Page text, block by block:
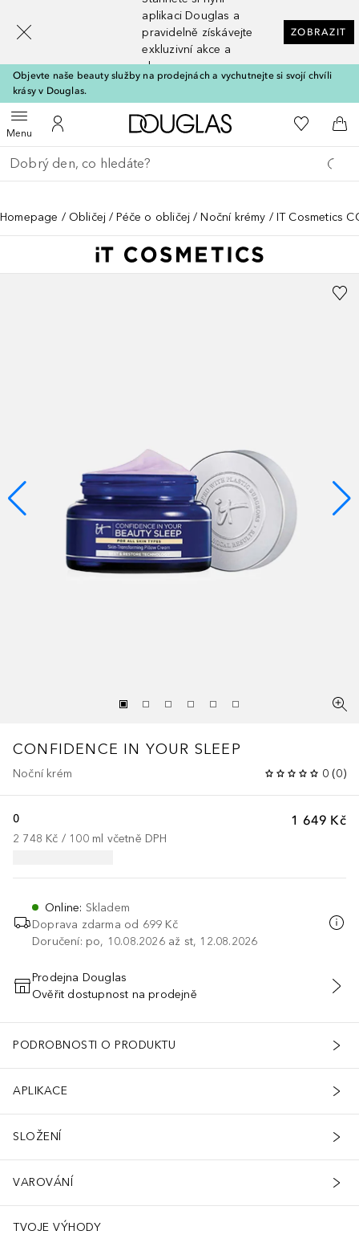
aplikaci Douglas a
pravidelně získávejte
exkluzivní akce a
slevy
ZOBRAZIT
Objevte naše beauty služby na prodejnách a vychutnejte si svojí chvíli
krásy v Douglas.
MenuOtevřít menuK mému účtu
Domů K mému
Do
Vraťte se
Proveďte vyhledávání
Homepage Obličej Péče o obličej Noční krémy IT Cosmetics
CONFIDENCE IN YOUR SLEEP
Noční krém 0 (0)
1 649 Kč
0
2 748 Kč / 100 ml včetně DPH
Online: Skladem
Doprava zdarma od 699 Kč
Doručení: po, 10.08.2026 až st, 12.08.2026
PŘIDAT DO KOŠÍKU
Prodejna Douglas
Ověřit dostupnost na prodejně
PODROBNOSTI O PRODUKTU
APLIKACE
SLOŽENÍ
VAROVÁNÍ
TVOJE VÝHODY
[navigation.slideout.screenreader]